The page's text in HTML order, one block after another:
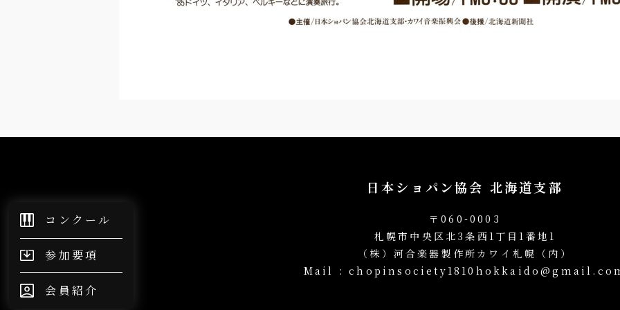
コンクール
参加要項
会員紹介
日本ショパン協会 北海道支部
〒060-0003
札幌市中央区北3条西1丁目1番地1
（株）河合楽器製作所カワイ札幌（内）
Mail :